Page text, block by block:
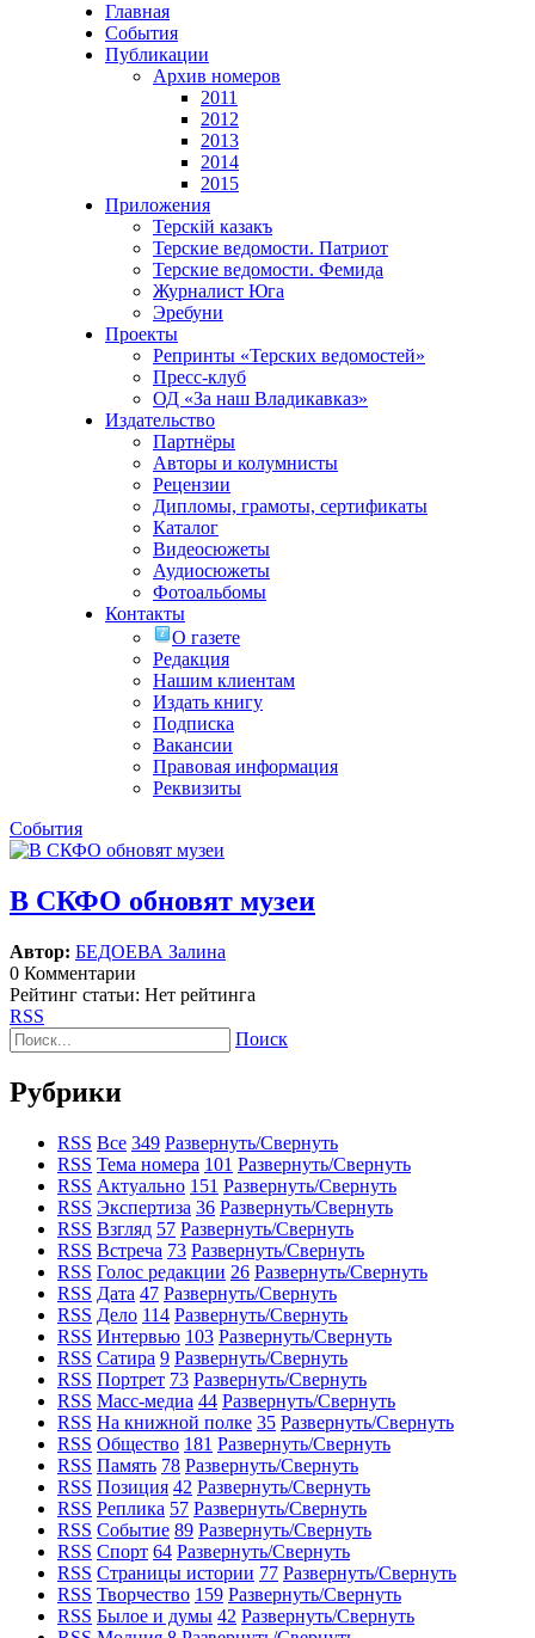
Главная
События
Публикации
Архив номеров
2011
2012
2013
2014
2015
Приложения
Терскiй казакъ
Терские ведомости. Патриот
Терские ведомости. Фемида
Журналист Юга
Эребуни
Проекты
Репринты «Терских ведомостей»
Пресс-клуб
ОД «За наш Владикавказ»
Издательство
Партнёры
Авторы и колумнисты
Рецензии
Дипломы, грамоты, сертификаты
Каталог
Видеосюжеты
Аудиосюжеты
Фотоальбомы
Контакты
О газете
Редакция
Нашим клиентам
Издать книгу
Подписка
Вакансии
Правовая информация
Реквизиты
События
В СКФО обновят музеи
Автор: БЕДОЕВА Залина
0 Комментарии
Рейтинг статьи: Нет рейтинга
RSS
Поиск
Рубрики
RSS Все 349 Развернуть/Свернуть
RSS Тема номера 101 Развернуть/Свернуть
RSS Актуально 151 Развернуть/Свернуть
RSS Экспертиза 36 Развернуть/Свернуть
RSS Взгляд 57 Развернуть/Свернуть
RSS Встреча 73 Развернуть/Свернуть
RSS Голос редакции 26 Развернуть/Свернуть
RSS Дата 47 Развернуть/Свернуть
RSS Дело 114 Развернуть/Свернуть
RSS Интервью 103 Развернуть/Свернуть
RSS Сатира 9 Развернуть/Свернуть
RSS Портрет 73 Развернуть/Свернуть
RSS Масс-медиа 44 Развернуть/Свернуть
RSS На книжной полке 35 Развернуть/Свернуть
RSS Общество 181 Развернуть/Свернуть
RSS Память 78 Развернуть/Свернуть
RSS Позиция 42 Развернуть/Свернуть
RSS Реплика 57 Развернуть/Свернуть
RSS Событие 89 Развернуть/Свернуть
RSS Спорт 64 Развернуть/Свернуть
RSS Страницы истории 77 Развернуть/Свернуть
RSS Творчество 159 Развернуть/Свернуть
RSS Былое и думы 42 Развернуть/Свернуть